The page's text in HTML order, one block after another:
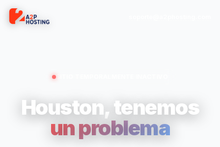
SITIO TEMPORALMENTE INACTIVO
Houston, tenemos
un problema